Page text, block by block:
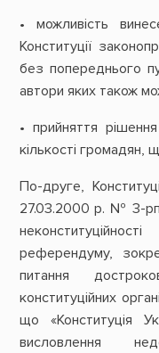
• можливість
Конституції
без попереднього
автори яких також
• прийняття
кількості громадян,
По-друге,
27.03.2000 р. № 3-
референдуму,
питання
конституційних
що «Конституція
висловлення